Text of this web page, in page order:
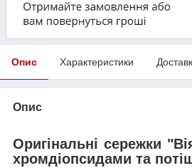
Опис Характеристики
Опис
Оригінальні сережки
хромдіопсидами та